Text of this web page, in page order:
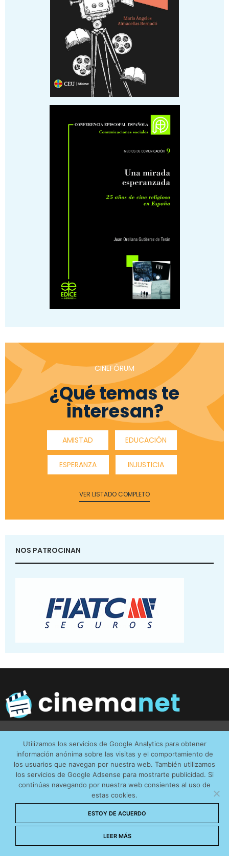
CINEFÓRUM
¿Qué temas te
interesan?
AMISTAD EDUCACIÓN
ESPERANZA INJUSTICIA
VER LISTADO COMPLETO
NOS PATROCINAN
Desdecinemanettrabajamos para fomentar un cine con
valores humanos, familiares, cívicos, sociales y educativos.
Un cine que vaya más allá del entretenimiento y enriquezca
al espectador y a la sociedad.
Utilizamos los servicios de Google Analytics para obtener
información anónima sobre las visitas y el comportamiento de
los usuarios que navegan por nuestra web. También utilizamos
los servicios de Google Adsense para mostrarte publicidad. Si
continúas navegando por nuestra web consientes al uso de
estas cookies.
ESTOY DE ACUERDO
LEER MÁS
tráfico web que recibimos y conocer los servicios que
más os interesan. Puede cambiar las preferencias y
obtener más información sobre las cookies que
utilizamos en nuestra Política de cookies
Aceptar cookies
No permitir cookies